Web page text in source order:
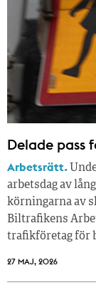
Delade pass
Arbetsrätt.
arbetsdag av
körningarna av
Biltrafikens
trafikföretag för
27 MAJ, 2026